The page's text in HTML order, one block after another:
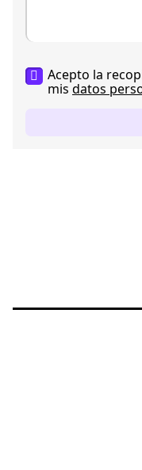
Acepto la
mis datos